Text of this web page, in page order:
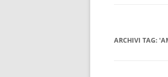
ARCHIVI TAG: